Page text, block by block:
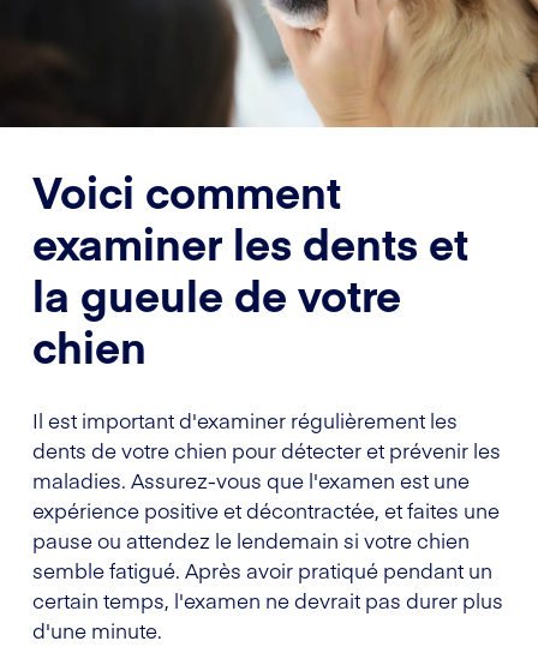
Voici comment
examiner les dents et
la gueule de votre
chien
Il est important d'examiner régulièrement les
dents de votre chien pour détecter et prévenir les
maladies. Assurez-vous que l'examen est une
expérience positive et décontractée, et faites une
pause ou attendez le lendemain si votre chien
semble fatigué. Après avoir pratiqué pendant un
certain temps, l'examen ne devrait pas durer plus
d'une minute.